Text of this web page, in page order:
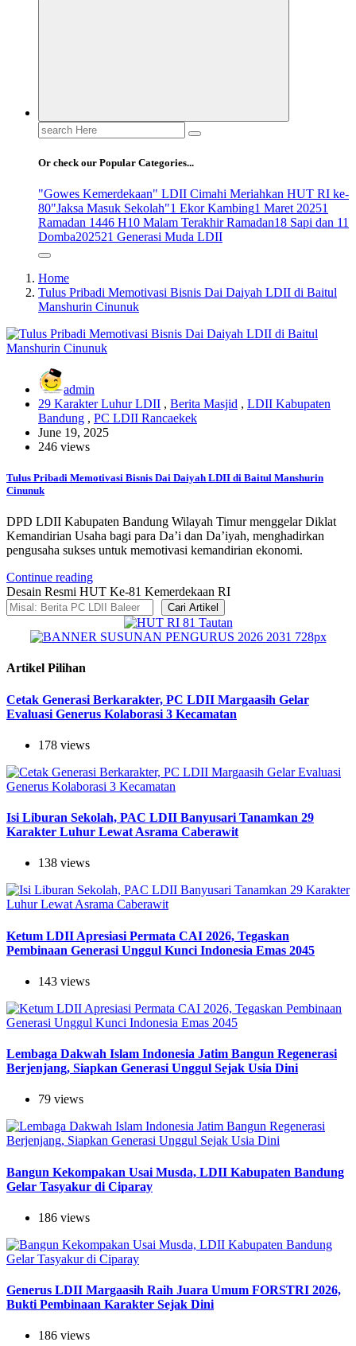
Search
for:
Or check our Popular Categories...
"Gowes Kemerdekaan" LDII Cimahi Meriahkan HUT RI ke-
80"Jaksa Masuk Sekolah"1 Ekor Kambing1 Maret 20251
Ramadan 1446 H10 Malam Terakhir Ramadan18 Sapi dan 11
Domba202521 Generasi Muda LDII
Home
Tulus Pribadi Memotivasi Bisnis Dai Daiyah LDII di Baitul
Manshurin Cinunuk
admin
29 Karakter Luhur LDII , Berita Masjid , LDII Kabupaten
Bandung , PC LDII Rancaekek
June 19, 2025
246 views
Tulus Pribadi Memotivasi Bisnis Dai Daiyah LDII di Baitul Manshurin
Cinunuk
DPD LDII Kabupaten Bandung Wilayah Timur menggelar Diklat
Kemandirian Usaha bagi para Da’i dan Da’iyah, menghadirkan
pengusaha sukses untuk memotivasi kemandirian ekonomi.
Continue reading
Desain Resmi HUT Ke-81 Kemerdekaan RI
Cari Artikel
Artikel Pilihan
Cetak Generasi Berkarakter, PC LDII Margaasih Gelar
Evaluasi Generus Kolaborasi 3 Kecamatan
178 views
Isi Liburan Sekolah, PAC LDII Banyusari Tanamkan 29
Karakter Luhur Lewat Asrama Caberawit
138 views
Ketum LDII Apresiasi Permata CAI 2026, Tegaskan
Pembinaan Generasi Unggul Kunci Indonesia Emas 2045
143 views
Lembaga Dakwah Islam Indonesia Jatim Bangun Regenerasi
Berjenjang, Siapkan Generasi Unggul Sejak Usia Dini
79 views
Bangun Kekompakan Usai Musda, LDII Kabupaten Bandung
Gelar Tasyakur di Ciparay
186 views
Generus LDII Margaasih Raih Juara Umum FORSTRI 2026,
Bukti Pembinaan Karakter Sejak Dini
186 views